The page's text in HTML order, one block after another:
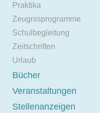
Praktika
Zeugnisprogramme
Schulbegleitung
Zeitschriften
Urlaub
Bücher
Veranstaltungen
Stellenanzeigen